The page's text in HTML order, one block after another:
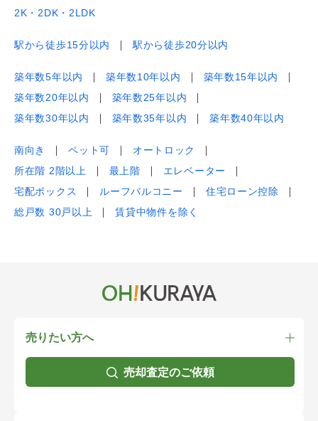
2K・2DK・2LDK
駅から徒歩15分以内 駅から徒歩20分以内
築年数5年以内 築年数10年以内
築年数15年以内
築年数20年以内
築年数25年以内
築年数30年以内
築年数35年以内 築年数40年以内
南向き ペット可
オートロック
所在階 2階以上
最上階
エレベーター
宅配ボックス
ルーフバルコニー
住宅ローン控除
総戸数 30戸以上
賃貸中物件を除く
売りたい方へ
売却査定のご依頼